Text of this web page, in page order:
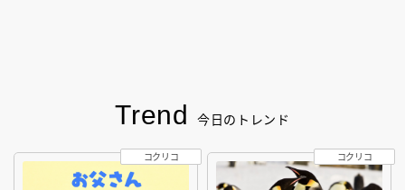
Trend 今日のトレンド
コクリコ コクリコ